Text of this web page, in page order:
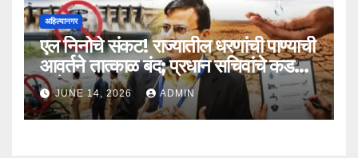
अहिल्यानगर
एल निनोचे संकट! राज्यातील धरणांची पाण्याची
आवर्तने तात्काळ बंद; प्रधान सचिवांचे कडक
आदेश
JUNE 14, 2026 ADMIN